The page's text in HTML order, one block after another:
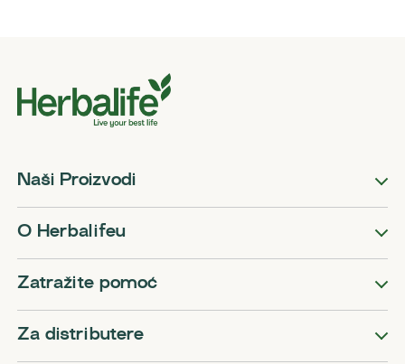
Naši Proizvodi
O Herbalifeu
Zatražite pomoć
Za distributere